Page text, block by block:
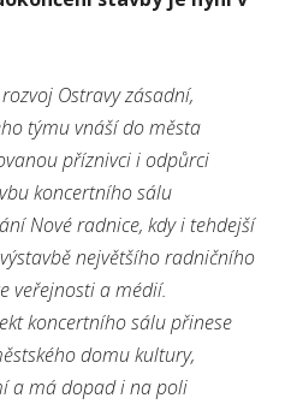
Ostravy zásadní,
týmu vnáší do města
příznivci i odpůrci
koncertního sálu
Nové radnice, kdy i tehdejší
největšího radničního
veřejnosti a médií.
koncertního sálu přinese
domu kultury,
a má dopad i na poli